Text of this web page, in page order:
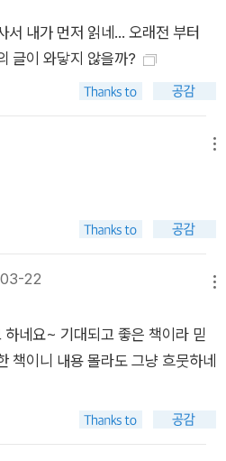
서 내가 먼저 읽네... 오래전 부터
글이 와닿지 않을까?
22
네요~ 기대되고 좋은 책이라 믿
책이니 내용 몰라도 그냥 흐뭇하네